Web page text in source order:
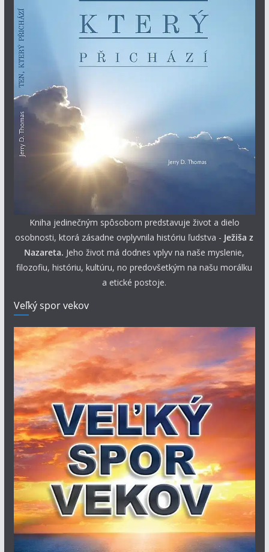
Kniha jedinečným spôsobom predstavuje život a dielo
osobnosti, ktorá zásadne ovplyvnila históriu ľudstva - Ježiša z
Nazareta. Jeho život má dodnes vplyv na naše myslenie,
filozofiu, históriu, kultúru, no predovšetkým na našu morálku
a etické postoje.
Veľký spor vekov